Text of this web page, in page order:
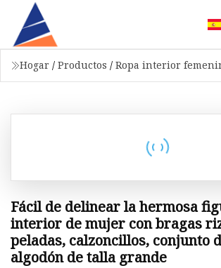
Hogar / Productos / Ropa interior
Fácil de delinear la hermosa
interior de mujer con bragas
peladas, calzoncillos, conjunto
algodón de talla grande